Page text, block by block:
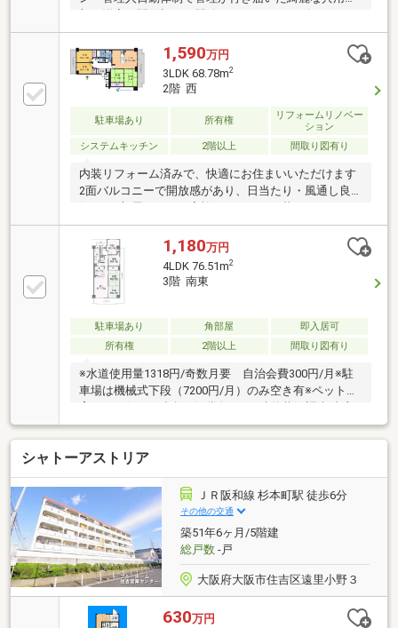
り広く使うこともできます◇リフォーム内容・キッチ
ン、ユニットバス、洗面台、トイレ新調・建具新調、
クロス全室、床材張替 等◇立地・野田小学校まで徒
歩10分・野田中学校まで徒歩8分◆◇弊社が選ばれる
プランナーが資金計画をサポート！2．買い替えなど
にも対応できる売却専門チームあり！3．たくさんの
銀行と繋がりがあるため、最も低金利になるように審
査が可能！お気軽にお問合せください！
1,590万円
3LDK 68.78m2
2階 西
駐車場あり 所有権
リフォームリノベー
ション
システムキッチン
2階以上 間取り図有り
内装リフォーム済みで、快適にお住まいいただけます
2面バルコニーで開放感があり、日当たり・風通し良
ビングと隣接する和室を開放すれば、広々とした空間
として利用可能です閑静な住宅地に位置し、近隣に公
園もあり子育て環境良好です■周辺環境スーパー 徒
歩8分コンビニ 徒歩8分ドラッグストア 徒歩9分
（約170ｍ）堺市立野田小学校 徒歩19分（約145ｍ）
堺市立野田中学校 徒歩16分（約1210ｍ）頭金ゼロ
円、月々４万円台から購入能ですローンやリフォーム
について何でもお気軽にお問い合わせ下さい
1,180万円
4LDK 76.51m2
3階 南東
駐車場あり 角部屋
即入居可
所有権
2階以上 間取り図有り
※水道使用量1318円/奇数月要 自治会費300円/月※駐
車場は機械式下段（7200円/月）のみ空き有※ペット飼
にて実施の予定はありません。買主様による実施は可
能です。・現状有姿取引。・契約不適合責任、設備性
能保証免責。・掲載図は概略を示すものです。異なる
場合は現況を優先します。
シャトーアストリア
ＪＲ阪和線 杉本町駅 徒歩6分
その他の交通
築51年6ヶ月/5階建
総戸数-戸
大阪府大阪市住吉区遠里小野３
630万円